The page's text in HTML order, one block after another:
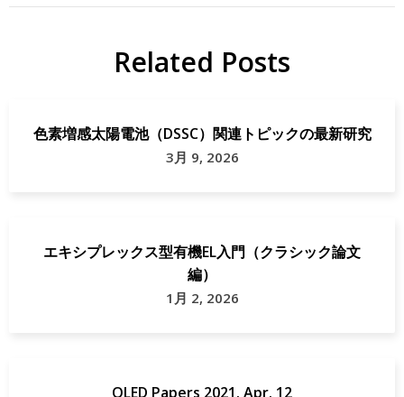
Papers
Related Posts
色素増感太陽電池（DSSC）関連トピックの最新研究
3月 9, 2026
エキシプレックス型有機EL入門（クラシック論文
編）
1月 2, 2026
OLED Papers 2021. Apr. 12